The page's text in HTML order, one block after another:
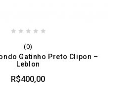
of
(0)
Gatinho Preto Clipon –
Leblon
R$400,00